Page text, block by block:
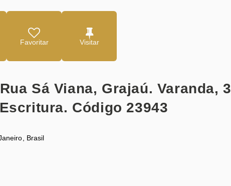
Favoritar
Sá Viana, Grajaú. Varanda, 3
Código 23943
Brasil